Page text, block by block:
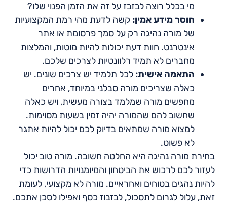
מי בכלל רוצה לבזבז על זה את הזמן הפנוי שלו?
חוסר מידע אמין: קשה לדעת מהי רמת המקצועיות
של מורה נהיגה רק על סמך פרסומת או אתר
אינטרנט. חוות דעת יכולות להיות מוטות, והמלצות
מחברים לא תמיד רלוונטיות לצרכים שלכם.
התאמה אישית: לכל תלמיד יש צרכים שונים. יש
כאלה שצריכים מורה סבלני במיוחד, אחרים
מחפשים מורה שמלמד בצורה מעשית, ויש כאלה
שחשוב להם שהמורה יהיה זמין בשעות מסוימות.
למצוא מורה שמתאים בדיוק לכם יכול להיות אתגר
לא פשוט.
בחירת מורה נהיגה היא החלטה חשובה. מורה טוב יכול
לעזור לכם לרכוש את הביטחון והמיומנויות הדרושות כדי
להיות נהגים בטוחים ואחראיים. מורה לא מקצועי, לעומת
זאת, עלול לגרום לתסכול, לבזבוז כסף ואפילו לסכן אתכם.